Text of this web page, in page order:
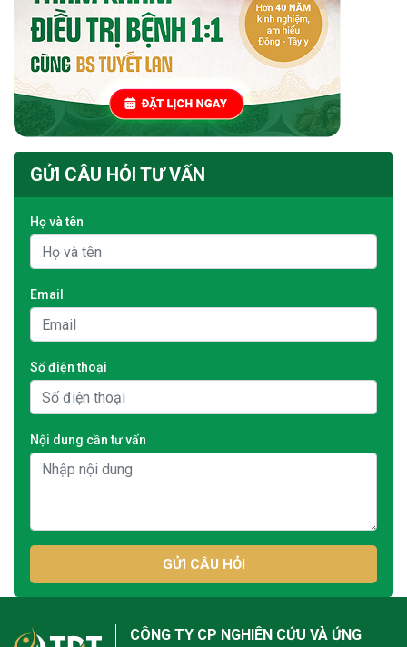
GỬI CÂU HỎI TƯ VẤN
Họ và tên
Email
Số điện thoại
Nội dung cần tư vấn
GỬI CÂU HỎI
CÔNG TY CP NGHIÊN CỨU VÀ ỨNG